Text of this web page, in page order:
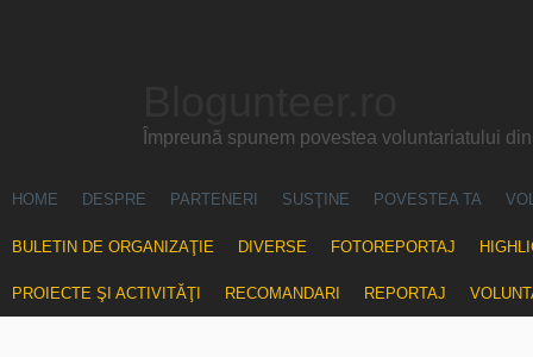
Împreună spunem povestea voluntariatului
HOME DESPRE PARTENERI SUSŢINE POVESTEA TA
BULETIN DE ORGANIZAŢIE DIVERSE FOTOREPORTAJ
PROIECTE ŞI ACTIVITĂŢI RECOMANDARI REPORTAJ